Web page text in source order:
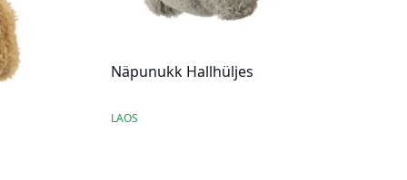
Näpunukk Hallhüljes
LAOS